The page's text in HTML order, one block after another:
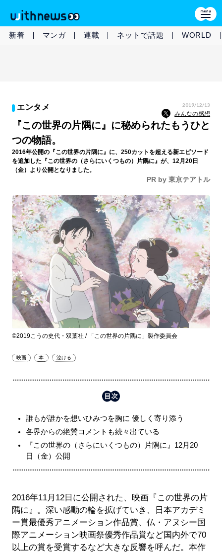
新着 マンガ 連載 ネットで話題 WORLD
エンタメ 2019/12/13
みんなの感想
『この世界の片隅に』に秘められたもうひと
つの物語。
2016年公開の『この世界の片隅に』に、250カットを超える新エピソード
を追加した『この世界の（さらにいくつもの）片隅に』が、12月20日
（金）より公開となりました。
PR by 東京テアトル
©2019こうの史代・双葉社 / 「この世界の片隅に」製作委員会
映画 本 泣ける
誰もが誰かを想いひみつを胸に 優しく寄り添う
各界からの絶賛コメントも続々出ている
『この世界の（さらにいくつもの）片隅に』12月20
日（金）公開
2016年11月12日に公開された、映画『この世界の片
隅に』。深い感動の輪を拡げていき、日本アカデミ
ー賞最優秀アニメーション作品賞、仏・アヌシー国
際アニメーション映画祭優秀作品賞など国内外で70
以上の賞を受賞するなど大きな反響を呼んだ。本作